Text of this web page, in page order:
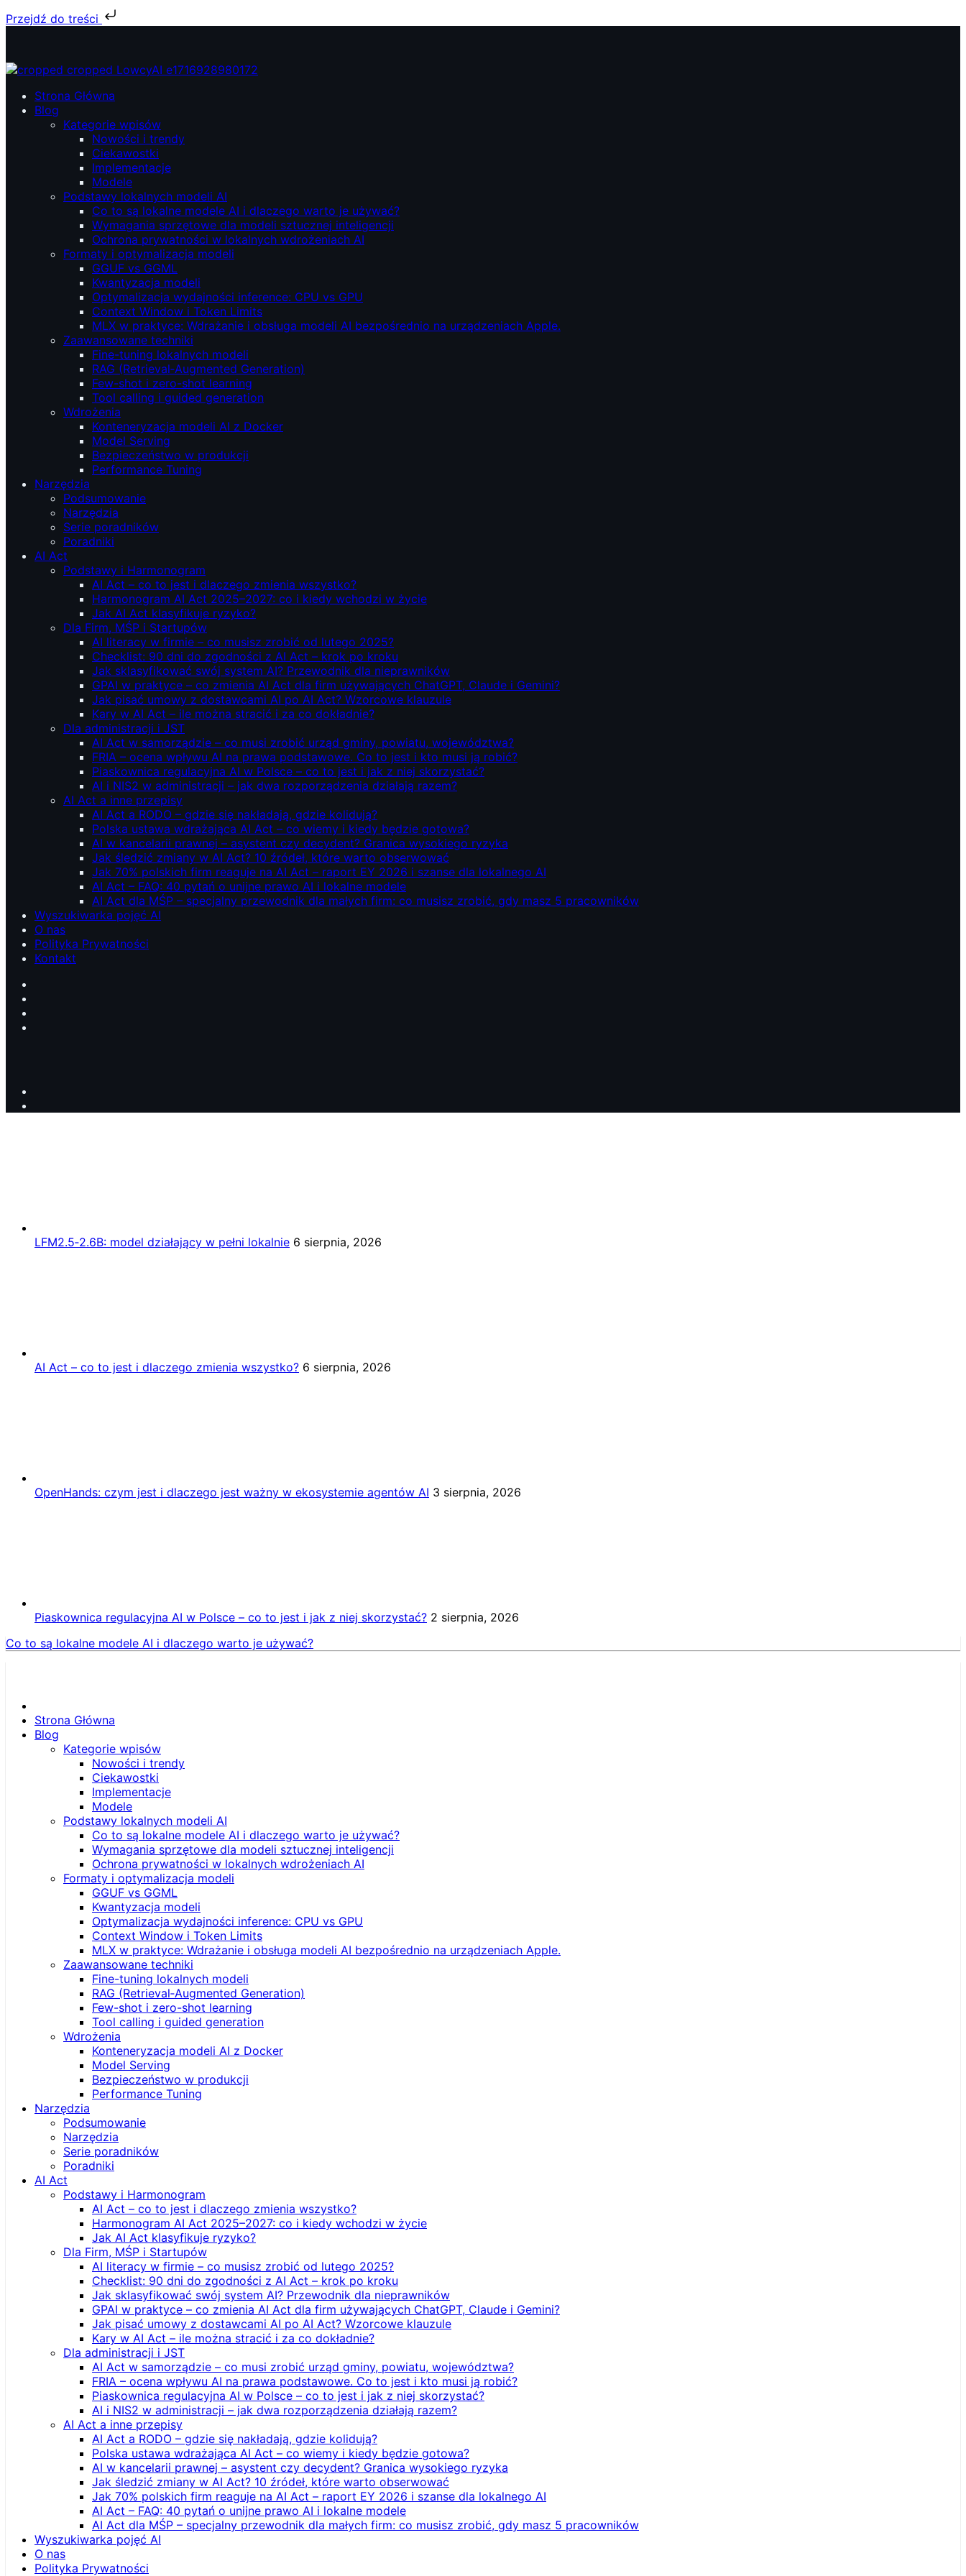
Przejdź do treści
treści
ŁowcyAI – Lokalne modele AI, prywatność i niezależność.
ŁowcyAI – Lokalne modele AI, prywatność i niezależność.
Strona Główna
Blog
Kategorie wpisów
Nowości i trendy
Ciekawostki
Implementacje
Modele
Podstawy lokalnych modeli AI
Co to są lokalne modele AI i dlaczego warto je używać?
Wymagania sprzętowe dla modeli sztucznej inteligencji
Ochrona prywatności w lokalnych wdrożeniach AI
Formaty i optymalizacja modeli
GGUF vs GGML
Kwantyzacja modeli
Optymalizacja wydajności inference: CPU vs GPU
Context Window i Token Limits
MLX w praktyce: Wdrażanie i obsługa modeli AI bezpośrednio na urządzeniach Apple.
Zaawansowane techniki
Fine-tuning lokalnych modeli
RAG (Retrieval‑Augmented Generation)
Few-shot i zero-shot learning
Tool calling i guided generation
Wdrożenia
Konteneryzacja modeli AI z Docker
Model Serving
Bezpieczeństwo w produkcji
Performance Tuning
Narzędzia
Podsumowanie
Narzędzia
Serie poradników
Poradniki
AI Act
Podstawy i Harmonogram
AI Act – co to jest i dlaczego zmienia wszystko?
Harmonogram AI Act 2025–2027: co i kiedy wchodzi w życie
Jak AI Act klasyfikuje ryzyko?
Dla Firm, MŚP i Startupów
AI literacy w firmie – co musisz zrobić od lutego 2025?
Checklist: 90 dni do zgodności z AI Act – krok po kroku
Jak sklasyfikować swój system AI? Przewodnik dla nieprawników
GPAI w praktyce – co zmienia AI Act dla firm używających ChatGPT, Claude i Gemini?
Jak pisać umowy z dostawcami AI po AI Act? Wzorcowe klauzule
Kary w AI Act – ile można stracić i za co dokładnie?
Dla administracji i JST
AI Act w samorządzie – co musi zrobić urząd gminy, powiatu, województwa?
FRIA – ocena wpływu AI na prawa podstawowe. Co to jest i kto musi ją robić?
Piaskownica regulacyjna AI w Polsce – co to jest i jak z niej skorzystać?
AI i NIS2 w administracji – jak dwa rozporządzenia działają razem?
AI Act a inne przepisy
AI Act a RODO – gdzie się nakładają, gdzie kolidują?
Polska ustawa wdrażająca AI Act – co wiemy i kiedy będzie gotowa?
AI w kancelarii prawnej – asystent czy decydent? Granica wysokiego ryzyka
Jak śledzić zmiany w AI Act? 10 źródeł, które warto obserwować
Jak 70% polskich firm reaguje na AI Act – raport EY 2026 i szanse dla lokalnego AI
AI Act – FAQ: 40 pytań o unijne prawo AI i lokalne modele
AI Act dla MŚP – specjalny przewodnik dla małych firm: co musisz zrobić, gdy masz 5 pracowników
Wyszukiwarka pojęć AI
O nas
Polityka Prywatności
Kontakt
LFM2.5‑2.6B: model działający w pełni lokalnie 6 sierpnia, 2026
AI Act – co to jest i dlaczego zmienia wszystko? 6 sierpnia, 2026
OpenHands: czym jest i dlaczego jest ważny w ekosystemie agentów AI 3 sierpnia, 2026
Piaskownica regulacyjna AI w Polsce – co to jest i jak z niej skorzystać? 2 sierpnia, 2026
Co to są lokalne modele AI i dlaczego warto je używać?
Strona Główna
Blog
Kategorie wpisów
Nowości i trendy
Ciekawostki
Implementacje
Modele
Podstawy lokalnych modeli AI
Co to są lokalne modele AI i dlaczego warto je używać?
Wymagania sprzętowe dla modeli sztucznej inteligencji
Ochrona prywatności w lokalnych wdrożeniach AI
Formaty i optymalizacja modeli
GGUF vs GGML
Kwantyzacja modeli
Optymalizacja wydajności inference: CPU vs GPU
Context Window i Token Limits
MLX w praktyce: Wdrażanie i obsługa modeli AI bezpośrednio na urządzeniach Apple.
Zaawansowane techniki
Fine-tuning lokalnych modeli
RAG (Retrieval‑Augmented Generation)
Few-shot i zero-shot learning
Tool calling i guided generation
Wdrożenia
Konteneryzacja modeli AI z Docker
Model Serving
Bezpieczeństwo w produkcji
Performance Tuning
Narzędzia
Podsumowanie
Narzędzia
Serie poradników
Poradniki
AI Act
Podstawy i Harmonogram
AI Act – co to jest i dlaczego zmienia wszystko?
Harmonogram AI Act 2025–2027: co i kiedy wchodzi w życie
Jak AI Act klasyfikuje ryzyko?
Dla Firm, MŚP i Startupów
AI literacy w firmie – co musisz zrobić od lutego 2025?
Checklist: 90 dni do zgodności z AI Act – krok po kroku
Jak sklasyfikować swój system AI? Przewodnik dla nieprawników
GPAI w praktyce – co zmienia AI Act dla firm używających ChatGPT, Claude i Gemini?
Jak pisać umowy z dostawcami AI po AI Act? Wzorcowe klauzule
Kary w AI Act – ile można stracić i za co dokładnie?
Dla administracji i JST
AI Act w samorządzie – co musi zrobić urząd gminy, powiatu, województwa?
FRIA – ocena wpływu AI na prawa podstawowe. Co to jest i kto musi ją robić?
Piaskownica regulacyjna AI w Polsce – co to jest i jak z niej skorzystać?
AI i NIS2 w administracji – jak dwa rozporządzenia działają razem?
AI Act a inne przepisy
AI Act a RODO – gdzie się nakładają, gdzie kolidują?
Polska ustawa wdrażająca AI Act – co wiemy i kiedy będzie gotowa?
AI w kancelarii prawnej – asystent czy decydent? Granica wysokiego ryzyka
Jak śledzić zmiany w AI Act? 10 źródeł, które warto obserwować
Jak 70% polskich firm reaguje na AI Act – raport EY 2026 i szanse dla lokalnego AI
AI Act – FAQ: 40 pytań o unijne prawo AI i lokalne modele
AI Act dla MŚP – specjalny przewodnik dla małych firm: co musisz zrobić, gdy masz 5 pracowników
Wyszukiwarka pojęć AI
O nas
Polityka Prywatności